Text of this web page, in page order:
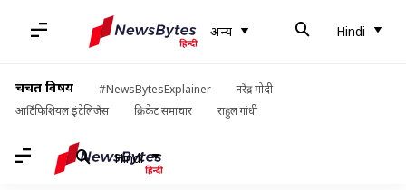
अन्य Hindi
चर्चित विषय #NewsBytesExplainer
नरेंद्र मोदी
आर्टिफिशियल इंटेलिजेंस
क्रिकेट समाचार राहुल गांधी
Hindi